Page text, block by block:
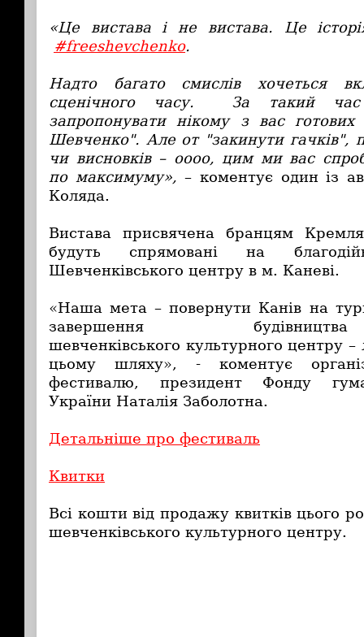
«Це вистава і не вистава. Це
#freeshevchenko.
Надто багато смислів хочеться
сценічного часу. За такий
запропонувати нікому з вас
Шевченко". Але от "закинути гачків",
чи висновків – оооо, цим ми вас
по максимуму», – коментує один із
Коляда.
Вистава присвячена бранцям
будуть спрямовані на
Шевченківського центру в м. Каневі.
«Наша мета – повернути Канів на
завершення
шевченківського культурного центру
цьому шляху», - коментує
фестивалю, президент Фонду
України Наталія Заболотна.
Детальніше про фестиваль
Квитки
Всі кошти від продажу квитків цього
шевченківського культурного центру.